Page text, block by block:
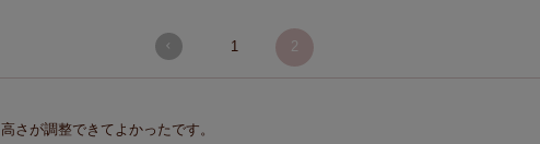
1 2
高さが調整できてよかったです。